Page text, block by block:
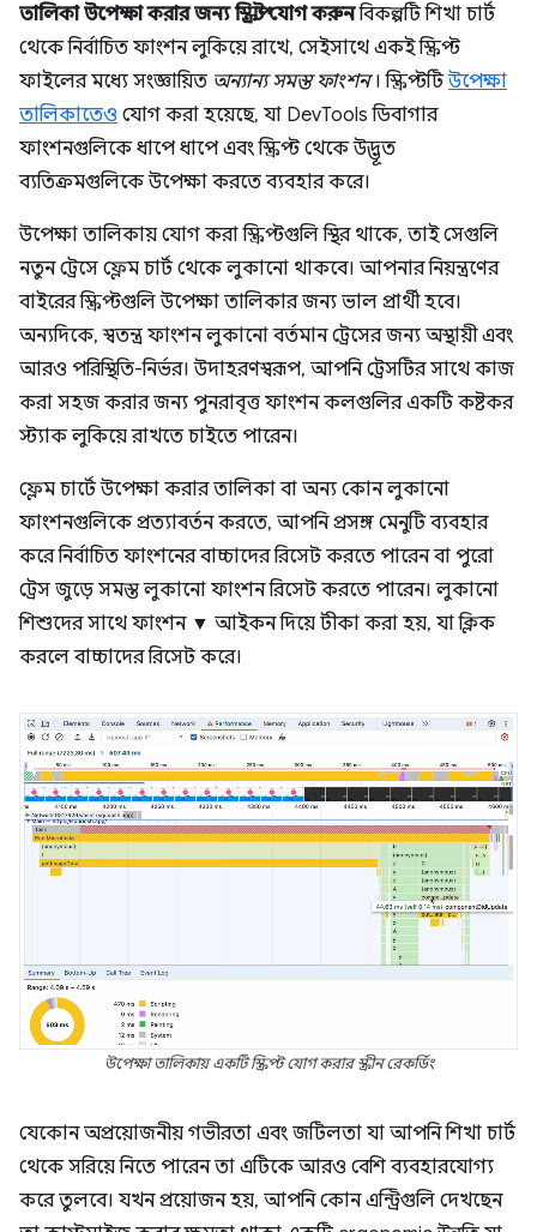
তালিকা উপেক্ষা করার জন্য স্ক্রিপ্ট যোগ করুনবিকল্পটি শিখা চার্ট
থেকে নির্বাচিত ফাংশন লুকিয়ে রাখে, সেইসাথে একই স্ক্রিপ্ট
ফাইলের মধ্যে সংজ্ঞায়িত অন্যান্য সমস্ত ফাংশন। স্ক্রিপ্টটিউপেক্ষা
তালিকাতেও যোগ করা হয়েছে, যা DevTools ডিবাগার
ফাংশনগুলিকে ধাপে ধাপে এবং স্ক্রিপ্ট থেকে উদ্ভূত
ব্যতিক্রমগুলিকে উপেক্ষা করতে ব্যবহার করে।
উপেক্ষা তালিকায় যোগ করা স্ক্রিপ্টগুলি স্থির থাকে, তাই সেগুলি
নতুন ট্রেসে ফ্লেম চার্ট থেকে লুকানো থাকবে। আপনার নিয়ন্ত্রণের
বাইরের স্ক্রিপ্টগুলি উপেক্ষা তালিকার জন্য ভাল প্রার্থী হবে।
অন্যদিকে, স্বতন্ত্র ফাংশন লুকানো বর্তমান ট্রেসের জন্য অস্থায়ী এবং
আরও পরিস্থিতি-নির্ভর। উদাহরণস্বরূপ, আপনি ট্রেসটির সাথে কাজ
করা সহজ করার জন্য পুনরাবৃত্ত ফাংশন কলগুলির একটি কষ্টকর
স্ট্যাক লুকিয়ে রাখতে চাইতে পারেন।
ফ্লেম চার্টে উপেক্ষা করার তালিকা বা অন্য কোন লুকানো
ফাংশনগুলিকে প্রত্যাবর্তন করতে, আপনি প্রসঙ্গ মেনুটি ব্যবহার
করে নির্বাচিত ফাংশনের বাচ্চাদের রিসেট করতে পারেন বা পুরো
ট্রেস জুড়ে সমস্ত লুকানো ফাংশন রিসেট করতে পারেন। লুকানো
শিশুদের সাথে ফাংশন ▼ আইকন দিয়ে টীকা করা হয়, যা ক্লিক
করলে বাচ্চাদের রিসেট করে।
উপেক্ষা তালিকায় একটি স্ক্রিপ্ট যোগ করার স্ক্রীন রেকর্ডিং
যেকোন অপ্রয়োজনীয় গভীরতা এবং জটিলতা যা আপনি শিখা চার্ট
থেকে সরিয়ে নিতে পারেন তা এটিকে আরও বেশি ব্যবহারযোগ্য
করে তুলবে। যখন প্রয়োজন হয়, আপনি কোন এন্ট্রিগুলি দেখছেন